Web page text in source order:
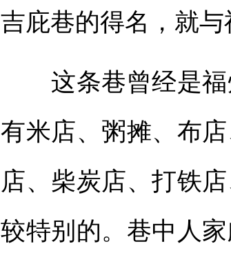
吉庇巷的得名，就与
这条巷曾经是福
有米店、粥摊、布
店、柴炭店、打铁
较特别的。巷中人